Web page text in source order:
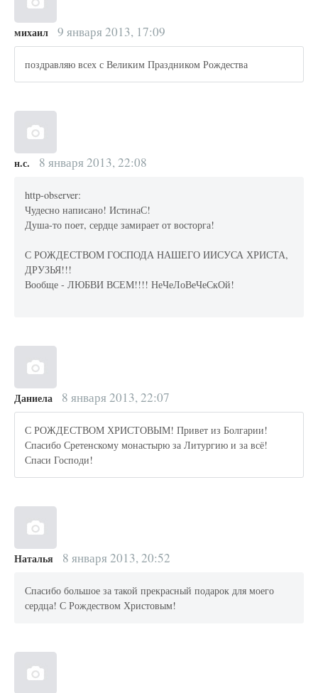
михаил 9 января 2013, 17:09
поздравляю всех с Великим Праздником Рождества
н.с. 8 января 2013, 22:08
http-observer:
Чудесно написано! ИстинаС!
Душа-то поет, сердце замирает от восторга!
С РОЖДЕСТВОМ ГОСПОДА НАШЕГО ИИСУСА ХРИСТА,
ДРУЗЬЯ!!!
Вообще - ЛЮБВИ ВСЕМ!!!! НеЧеЛоВеЧеСкОй!
Даниела 8 января 2013, 22:07
С РОЖДЕСТВОМ ХРИСТОВЫМ! Привет из Болгарии!
Спасибо Сретенскому монастырю за Литургию и за всё!
Спаси Господи!
Наталья 8 января 2013, 20:52
Спасибо большое за такой прекрасный подарок для моего
сердца! С Рождеством Христовым!